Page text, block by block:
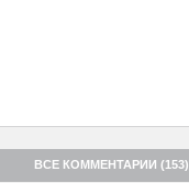
ВСЕ КОММЕНТАРИИ (153)